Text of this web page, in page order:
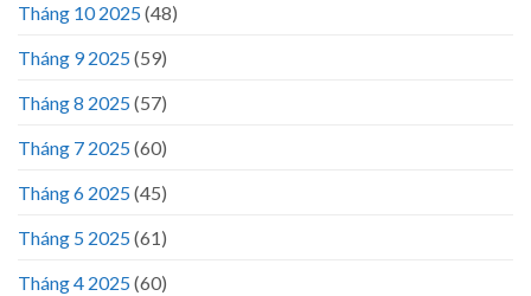
Tháng 10 2025(48)
Tháng 9 2025(59)
Tháng 8 2025(57)
Tháng 7 2025(60)
Tháng 6 2025(45)
Tháng 5 2025(61)
Tháng 4 2025(60)